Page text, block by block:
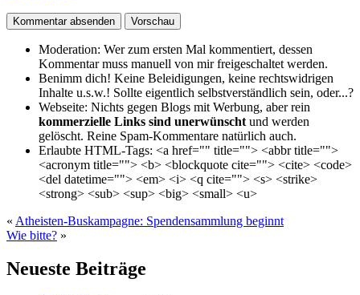
Moderation: Wer zum ersten Mal kommentiert, dessen
Kommentar muss manuell von mir freigeschaltet werden.
Benimm dich! Keine Beleidigungen, keine rechtswidrigen
Inhalte u.s.w.! Sollte eigentlich selbst­verständlich sein, oder...?
Webseite: Nichts gegen Blogs mit Werbung, aber rein
kommerzielle Links sind unerwünscht und werden
gelöscht. Reine Spam-Kommentare natürlich auch.
Erlaubte HTML-Tags: <a href="" title=""> <abbr title="">
<acronym title=""> <b> <blockquote cite=""> <cite> <code>
<del datetime=""> <em> <i> <q cite=""> <s> <strike>
<strong> <sub> <sup> <big> <small> <u>
« Atheisten-Buskampagne: Spendensammlung beginnt
Wie bitte? »
Neueste Beiträge